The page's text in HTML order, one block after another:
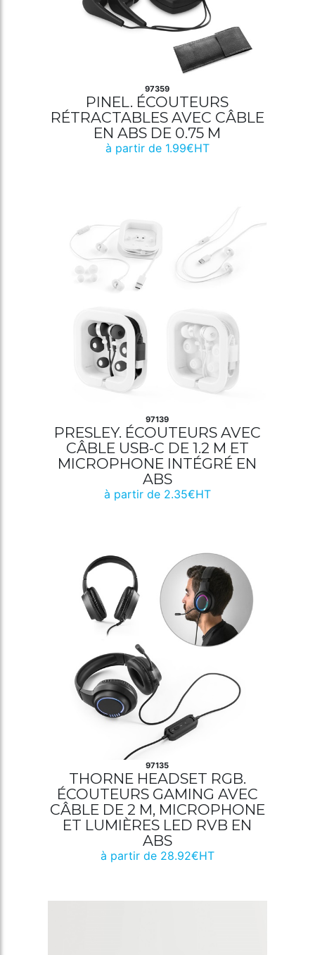
97359
PINEL. ÉCOUTEURS
RÉTRACTABLES AVEC CÂBLE
EN ABS DE 0.75 M
à partir de 1.99€HT
97139
PRESLEY. ÉCOUTEURS AVEC
CÂBLE USB-C DE 1.2 M ET
MICROPHONE INTÉGRÉ EN
ABS
à partir de 2.35€HT
97135
THORNE HEADSET RGB.
ÉCOUTEURS GAMING AVEC
CÂBLE DE 2 M, MICROPHONE
ET LUMIÈRES LED RVB EN
ABS
à partir de 28.92€HT